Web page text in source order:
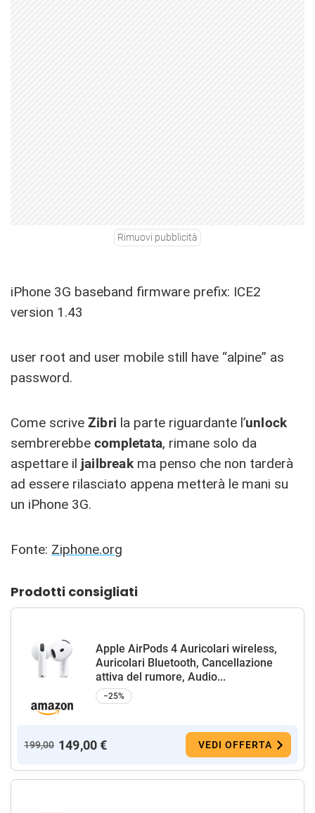
Rimuovi pubblicità
iPhone 3G baseband firmware prefix: ICE2
version 1.43
user root and user mobile still have “alpine” as
password.
Come scrive Zibri la parte riguardante l’unlock
sembrerebbe completata, rimane solo da
aspettare il jailbreakma penso che non tarderà
ad essere rilasciato appena metterà le mani su
un iPhone 3G.
Fonte: Ziphone.org
Prodotti consigliati
Apple AirPods 4 Auricolari wireless,
Auricolari Bluetooth, Cancellazione
attiva del rumore, Audio...
−25%
199,00 149,00 € VEDI OFFERTA